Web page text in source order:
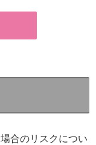
合のリスクについ